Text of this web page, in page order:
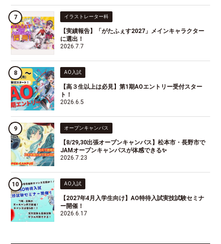
イラストレーター科
【実績報告】「がたふぇす2027」メインキャラクター
に選出！
2026.7.7
AO入試
【高３生以上は必見】第1期AOエントリー受付スター
ト！
2026.6.5
オープンキャンパス
【8/29,30出張オープンキャンパス】松本市・長野市で
JAMオープンキャンパスが体感できる✨
2026.7.23
AO入試
【2027年4月入学生向け】AO特待入試実技試験セミナ
ー開催！
2026.6.17